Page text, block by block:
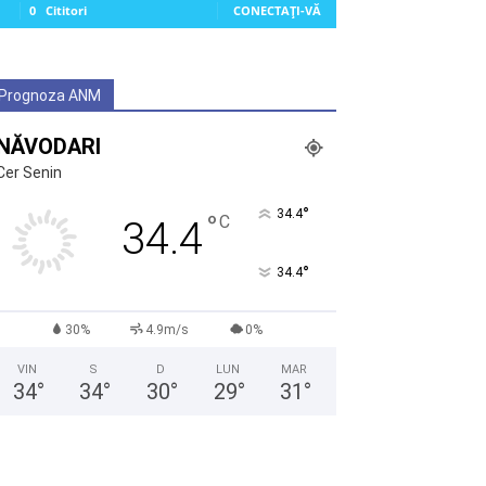
0 Cititori CONECTAȚI-VĂ
Prognoza ANM
Senin
34.4°C 34.4°
34.4°
30% 4.9m/s 0%
VIN
34°
S
34°
D
30°
LUN
29°
MAR
31 °